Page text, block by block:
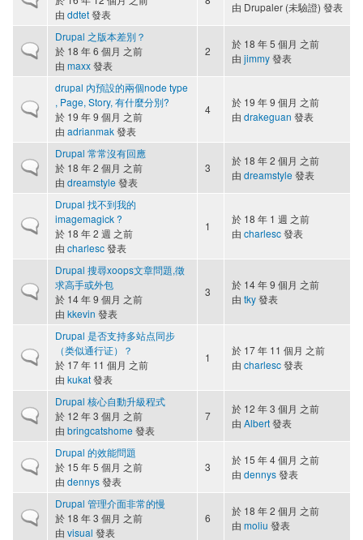
由 ddtet發表
由 Drupaler (未驗證) 發表
一般主題
Drupal 之版本差別？
於 18 年 6 個月 之前
由 maxx發表
2
於 18 年 5 個月 之前
由 jimmy發表
一般主題
drupal 內預設的兩個node type
, Page, Story, 有什麼分別?
於 19 年 9 個月 之前
由 adrianmak發表
4
於 19 年 9 個月 之前
由 drakeguan 發表
一般主題
Drupal 常常沒有回應
於 18 年 2 個月 之前
由 dreamstyle 發表
3
於 18 年 2 個月 之前
由 dreamstyle 發表
一般主題
Drupal 找不到我的
imagemagick ?
於 18 年 2 週 之前
由 charlesc發表
1
於 18 年 1 週 之前
由 charlesc發表
一般主題
Drupal 搜尋xoops文章問題,徵
求高手或外包
於 14 年 9 個月 之前
由 kkevin 發表
3
於 14 年 9 個月 之前
由 tky發表
一般主題
Drupal 是否支持多站点同步
（类似通行证）？
於 17 年 11 個月 之前
由 kukat發表
1
於 17 年 11 個月 之前
由 charlesc發表
一般主題
Drupal 核心自動升級程式
於 12 年 3 個月 之前
由 bringcatshome 發表
7
於 12 年 3 個月 之前
由 Albert發表
一般主題
Drupal 的效能問題
於 15 年 5 個月 之前
由 dennys發表
3
於 15 年 4 個月 之前
由 dennys發表
一般主題
Drupal 管理介面非常的慢
於 18 年 3 個月 之前
由 visual 發表
6
於 18 年 2 個月 之前
由 moliu 發表